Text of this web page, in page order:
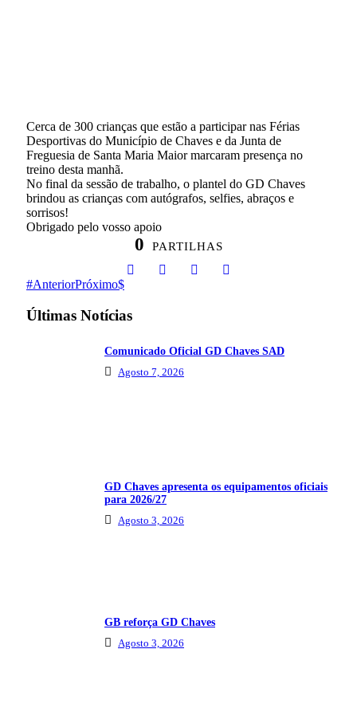
Cerca de 300 crianças que estão a participar nas Férias
Desportivas do Município de Chaves e da Junta de
Freguesia de Santa Maria Maior marcaram presença no
treino desta manhã.
No final da sessão de trabalho, o plantel do GD Chaves
brindou as crianças com autógrafos, selfies, abraços e
sorrisos!
Obrigado pelo vosso apoio
0 PARTILHAS
AnteriorPróximo
Últimas Notícias
Comunicado Oficial GD Chaves SAD
Agosto 7, 2026
GD Chaves apresenta os equipamentos oficiais
para 2026/27
Agosto 3, 2026
GB reforça GD Chaves
Agosto 3, 2026